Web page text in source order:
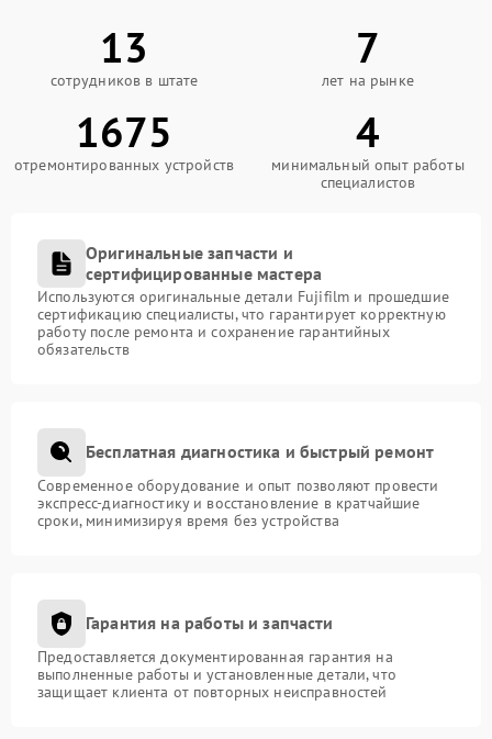
13
сотрудников в штате
7
лет на рынке
1675
отремонтированных устройств
4
минимальный опыт работы
специалистов
Оригинальные запчасти и
сертифицированные мастера
Используются оригинальные детали Fujifilm и прошедшие
сертификацию специалисты, что гарантирует корректную
работу после ремонта и сохранение гарантийных
обязательств
Бесплатная диагностика и быстрый ремонт
Современное оборудование и опыт позволяют провести
экспресс-диагностику и восстановление в кратчайшие
сроки, минимизируя время без устройства
Гарантия на работы и запчасти
Предоставляется документированная гарантия на
выполненные работы и установленные детали, что
защищает клиента от повторных неисправностей